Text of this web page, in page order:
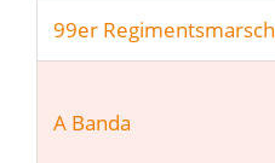
99er Regimentsmarsch
A Banda